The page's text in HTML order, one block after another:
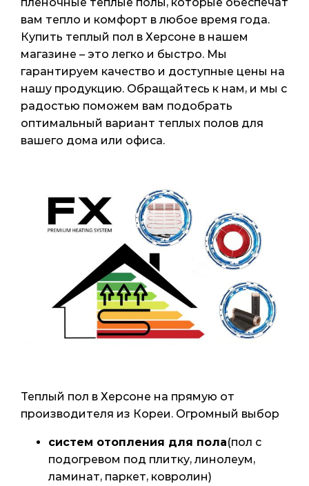
пленочные теплые полы, которые обеспечат
вам тепло и комфорт в любое время года.
Купить теплый пол в Херсоне в нашем
магазине – это легко и быстро. Мы
гарантируем качество и доступные цены на
нашу продукцию. Обращайтесь к нам, и мы с
радостью поможем вам подобрать
оптимальный вариант теплых полов для
вашего дома или офиса.
Теплый пол в Херсоне на прямую от
производителя из Кореи. Огромный выбор
систем отопления для пола(пол с
подогревом под плитку, линолеум,
ламинат, паркет, ковролин)